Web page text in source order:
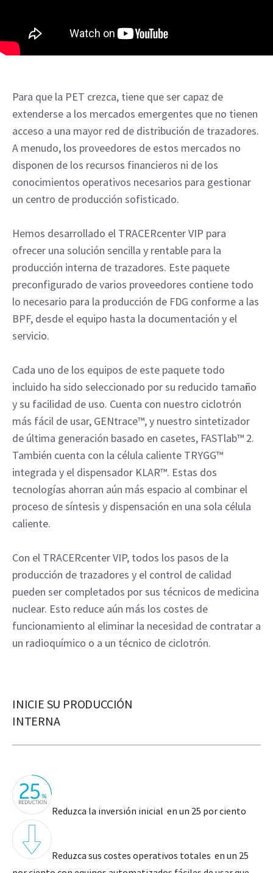
Para que la PET crezca, tiene que ser capaz de
extenderse a los mercados emergentes que no tienen
acceso a una mayor red de distribución de trazadores.
A menudo, los proveedores de estos mercados no
disponen de los recursos financieros ni de los
conocimientos operativos necesarios para gestionar
un centro de producción sofisticado.
Hemos desarrollado el TRACERcenter VIP para
ofrecer una solución sencilla y rentable para la
producción interna de trazadores. Este paquete
preconfigurado de varios proveedores contiene todo
lo necesario para la producción de FDG conforme a las
BPF, desde el equipo hasta la documentación y el
servicio.
Cada uno de los equipos de este paquete todo
incluido ha sido seleccionado por su reducido tamaño
y su facilidad de uso. Cuenta con nuestro ciclotrón
más fácil de usar, GENtrace™, y nuestro sintetizador
de última generación basado en casetes, FASTlab™ 2.
También cuenta con la célula caliente TRYGG™
integrada y el dispensador KLAR™. Estas dos
tecnologías ahorran aún más espacio al combinar el
proceso de síntesis y dispensación en una sola célula
caliente.
Con el TRACERcenter VIP, todos los pasos de la
producción de trazadores y el control de calidad
pueden ser completados por sus técnicos de medicina
nuclear. Esto reduce aún más los costes de
funcionamiento al eliminar la necesidad de contratar a
un radioquímico o a un técnico de ciclotrón.
INICIE SU PRODUCCIÓN
INTERNA
Reduzca la inversión inicial en un 25 por ciento
Reduzca sus costes operativos totales en un 25